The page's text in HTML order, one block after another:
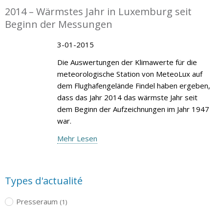
2014 – Wärmstes Jahr in Luxemburg seit
Beginn der Messungen
3-01-2015
Die Auswertungen der Klimawerte für die
meteorologische Station von MeteoLux auf
dem Flughafengelände Findel haben ergeben,
dass das Jahr 2014 das wärmste Jahr seit
dem Beginn der Aufzeichnungen im Jahr 1947
war.
Mehr Lesen
Types d'actualité
Presseraum (1)